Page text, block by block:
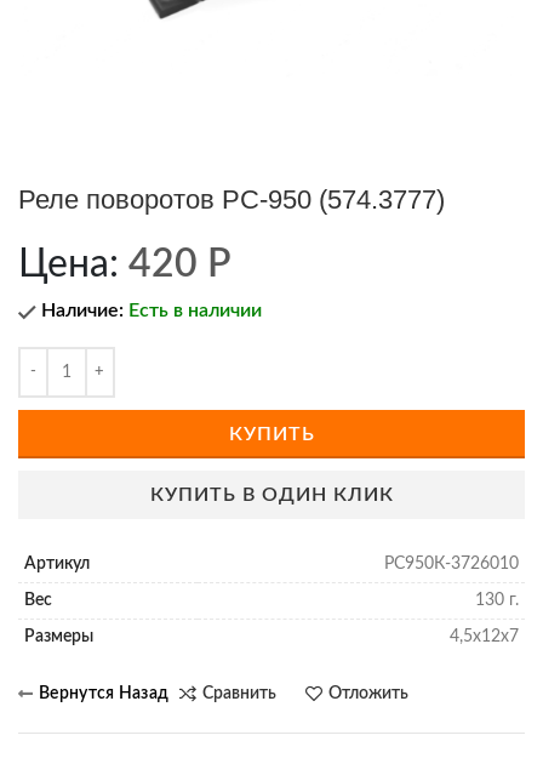
Реле поворотов РС-950 (574.3777)
Цена: 420 Р
Наличие: Есть в наличии
КУПИТЬ
КУПИТЬ В ОДИН КЛИК
Артикул РС950К-3726010
Вес 130 г.
Размеры 4,5х12х7
Сравнить Отложить